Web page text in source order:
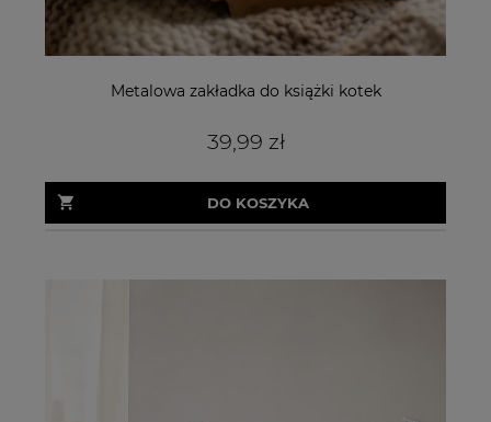
Metalowa zakładka do książki kotek
39,99 zł
DO KOSZYKA